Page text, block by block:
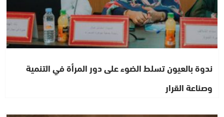
ندوة بالعيون تسلط الضوء على دور المرأة في التنمية
وصناعة القرار